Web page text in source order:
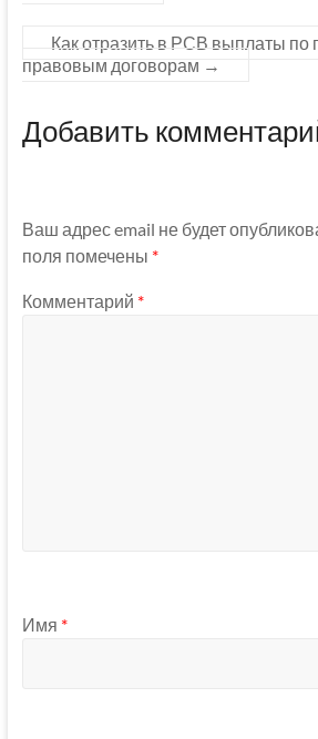
Как отразить в РСВ выплаты по
правовым договорам →
Добавить
Ваш адрес email не будет
поля помечены *
Комментарий *
Имя *